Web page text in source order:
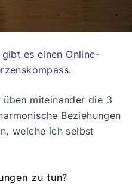
es einen Online-
miteinander die 3
Beziehungen
welche ich selbst
zu tun?